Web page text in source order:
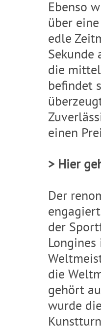
Ebenso
über
edle
Sekunde
die
befindet
einen
> Hier
Der
der
die
gehört
wurde